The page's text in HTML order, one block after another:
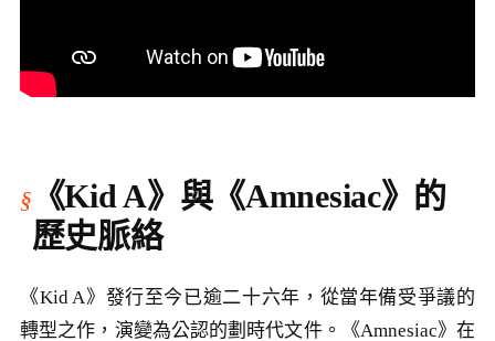
《Kid A》與《Amnesiac》的
歷史脈絡
《Kid A》發行至今已逾二十六年，從當年備受爭議的
轉型之作，演變為公認的劃時代文件。《Amnesiac》在